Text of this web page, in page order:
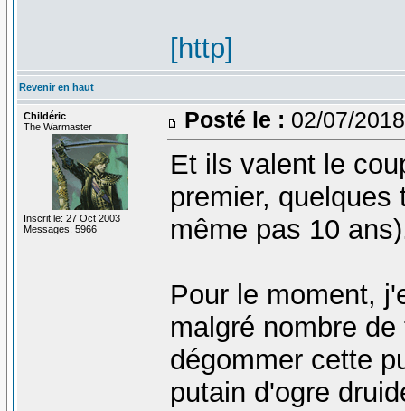
[http]
Revenir en haut
Childéric
The Warmaster
Inscrit le: 27 Oct 2003
Messages: 5966
Posté le : 02/07/
Et ils valent le
premier,
même pas 10
Pour le moment,
malgré nombre
dégommer cette
putain d'ogre